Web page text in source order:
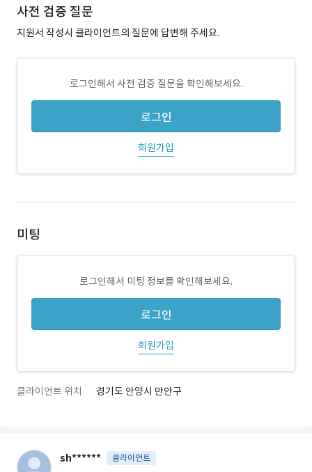
사전 검증 질문
지원서 작성시 클라이언트의 질문에 답변해 주세요.
로그인해서 사전 검증 질문을 확인해보세요.
로그인
회원가입
미팅
로그인해서 미팅 정보를 확인해보세요.
로그인
회원가입
클라이언트 위치 경기도 안양시 만안구
sh****** 클라이언트